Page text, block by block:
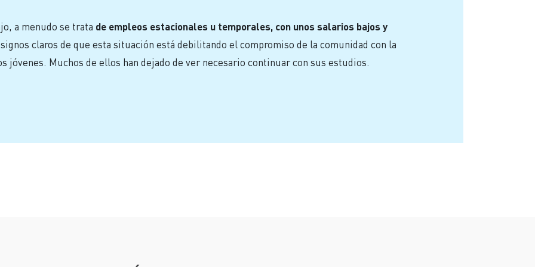
a menudo se trata de empleos estacionales u temporales, con unos salarios bajos y
claros de que esta situación está debilitando el compromiso de la comunidad con la
jóvenes. Muchos de ellos han dejado de ver necesario continuar con sus estudios.